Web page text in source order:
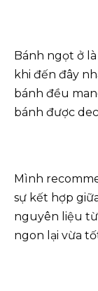
Bánh ngọt ở
khi đến đây
bánh đều
bánh được
Mình
sự kết hợp
nguyên liệu
ngon lại vừa